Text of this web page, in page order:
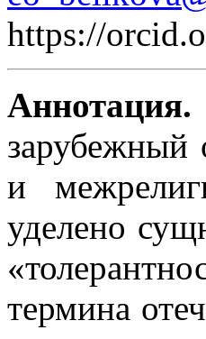
https://
Аннотация.
зарубежный
и
уделено
термина